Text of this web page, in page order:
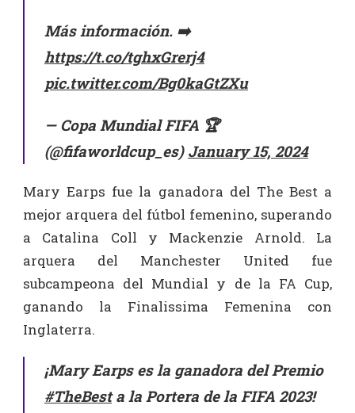
Más información. ➡️
https://t.co/tghxGrerj4
pic.twitter.com/Bg0kaGtZXu
— Copa Mundial FIFA 🏆
(@fifaworldcup_es) January 15, 2024
Mary Earps fue la ganadora del The Best a
mejor arquera del fútbol femenino, superando
a Catalina Coll y Mackenzie Arnold. La
arquera del Manchester United fue
subcampeona del Mundial y de la FA Cup,
ganando la Finalissima Femenina con
Inglaterra.
¡Mary Earps es la ganadora del Premio
#TheBesta la Portera de la FIFA 2023!